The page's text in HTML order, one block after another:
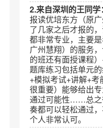
2.来自深圳的王同学：
报读优培东方（原
了几家之后才报的
都非常专业，主要
广州慧翔）的服务
的班还有面授课程
题库练习包括单元
+模拟考试+讲解+
很重要）能够给出
通过可能性……总之
奏都可以轻松通过，
个人非常认可。